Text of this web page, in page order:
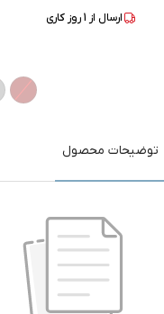
ارسال از 1روز کاری
توضیحات محصول